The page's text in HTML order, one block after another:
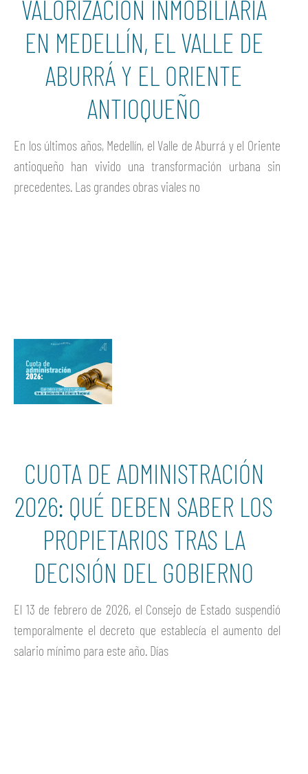
VALORIZACIÓN INMOBILIARIA
EN MEDELLÍN, EL VALLE DE
ABURRÁ Y EL ORIENTE
ANTIOQUEÑO
En los últimos años, Medellín, el Valle de Aburrá y el Oriente
antioqueño han vivido una transformación urbana sin
precedentes. Las grandes obras viales no
CUOTA DE ADMINISTRACIÓN
2026: QUÉ DEBEN SABER LOS
PROPIETARIOS TRAS LA
DECISIÓN DEL GOBIERNO
El 13 de febrero de 2026, el Consejo de Estado suspendió
temporalmente el decreto que establecía el aumento del
salario mínimo para este año. Días